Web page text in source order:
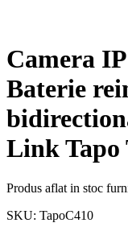
Camera
Baterie
Link Tapo
Produs aflat in stoc
SKU: TapoC410